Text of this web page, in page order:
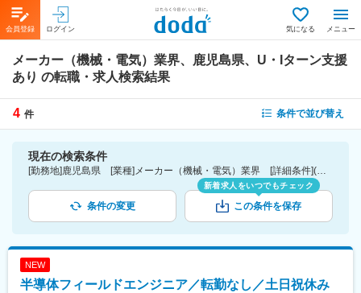
会員登録 ログイン 気になる メニュー
メーカー（機械・電気）業界、鹿児島県、U・Iターン支援
あり の転職・求人検索結果
4 件 条件で並び替え
現在の検索条件
[勤務地]鹿児島県 [業種]メーカー（機械・電気）業界 [詳細条件](待遇・福利厚生)U・Iターン支援あり
条件の変更
新着求人をいつでもチェック
この条件を保存
NEW
半導体フィールドエンジニア／転勤なし／土日祝休み